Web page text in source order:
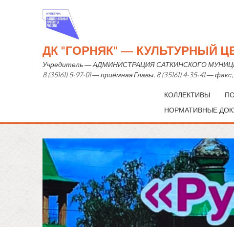
ДК "ГОРНЯК" — КУЛЬТУРНЫЙ
Учредитель — АДМИНИСТРАЦИЯ САТКИНСКОГО
8 (35161) 5-97-01 — приёмная Главы, 8 (35161) 4-35-41 —
КОЛЛЕКТИВЫ
НОРМАТИВНЫЕ